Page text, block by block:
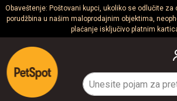
Obaveštenje: Poštovani kupci, ukoliko se odlučite za
porudžbina u našim maloprodajnim objektima,
plaćanje isključivo platnim
Psi
Mačke
Glodari